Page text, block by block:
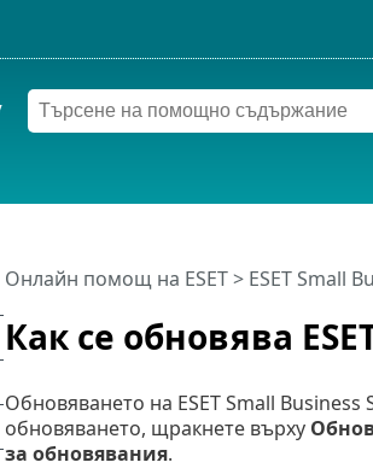
Как се обновява
Онлайн помощ на ESET> ESET Small
Обновяването на ESET Small
обновяването, щракнете върху
за обновявания.